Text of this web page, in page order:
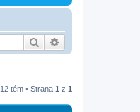
Hľadať
12 tém • Strana 1 z 1